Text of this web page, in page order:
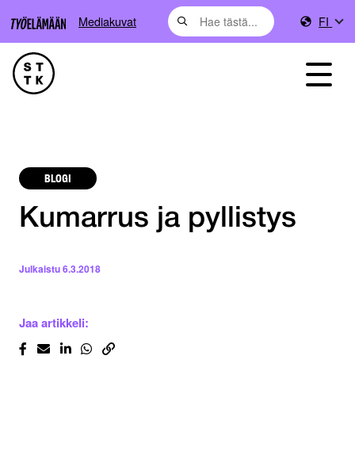
Mediakuvat FI
BLOGI
Kumarrus ja pyllistys
Julkaistu6.3.2018
Jaa artikkeli: